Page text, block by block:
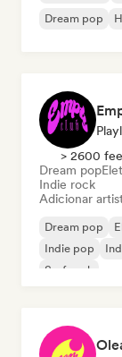
Dream pop
> 2600
Dream pop
Indie rock
Adicionar
Dream pop
Indie pop
Surf rock